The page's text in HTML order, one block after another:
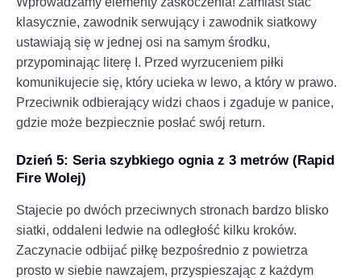
klasycznie, zawodnik serwujący i zawodnik siatkowy
ustawiają się w jednej osi na samym środku,
przypominając literę I. Przed wyrzuceniem piłki
komunikujecie się, który ucieka w lewo, a który w prawo.
Przeciwnik odbierający widzi chaos i zgaduje w panice,
gdzie może bezpiecznie posłać swój return.
Dzień 5: Seria szybkiego ognia z 3 metrów (Rapid
Fire Wolej)
Stajecie po dwóch przeciwnych stronach bardzo blisko
siatki, oddaleni ledwie na odległość kilku kroków.
Zaczynacie odbijać piłkę bezpośrednio z powietrza
prosto w siebie nawzajem, przyspieszając z każdym